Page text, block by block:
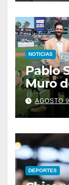
NOTICIAS
Pablo
Muro
AGOSTO
DEPORTES